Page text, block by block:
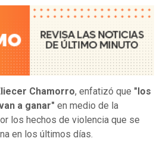
Chamorro, enfatizó que "los
a ganar" en medio de la
los hechos de violencia que se
en los últimos días.